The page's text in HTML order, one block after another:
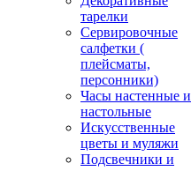
тарелки
Сервировочные
салфетки (
плейсматы,
персонники)
Часы настенные и
настольные
Искусственные
цветы и муляжи
Подсвечники и